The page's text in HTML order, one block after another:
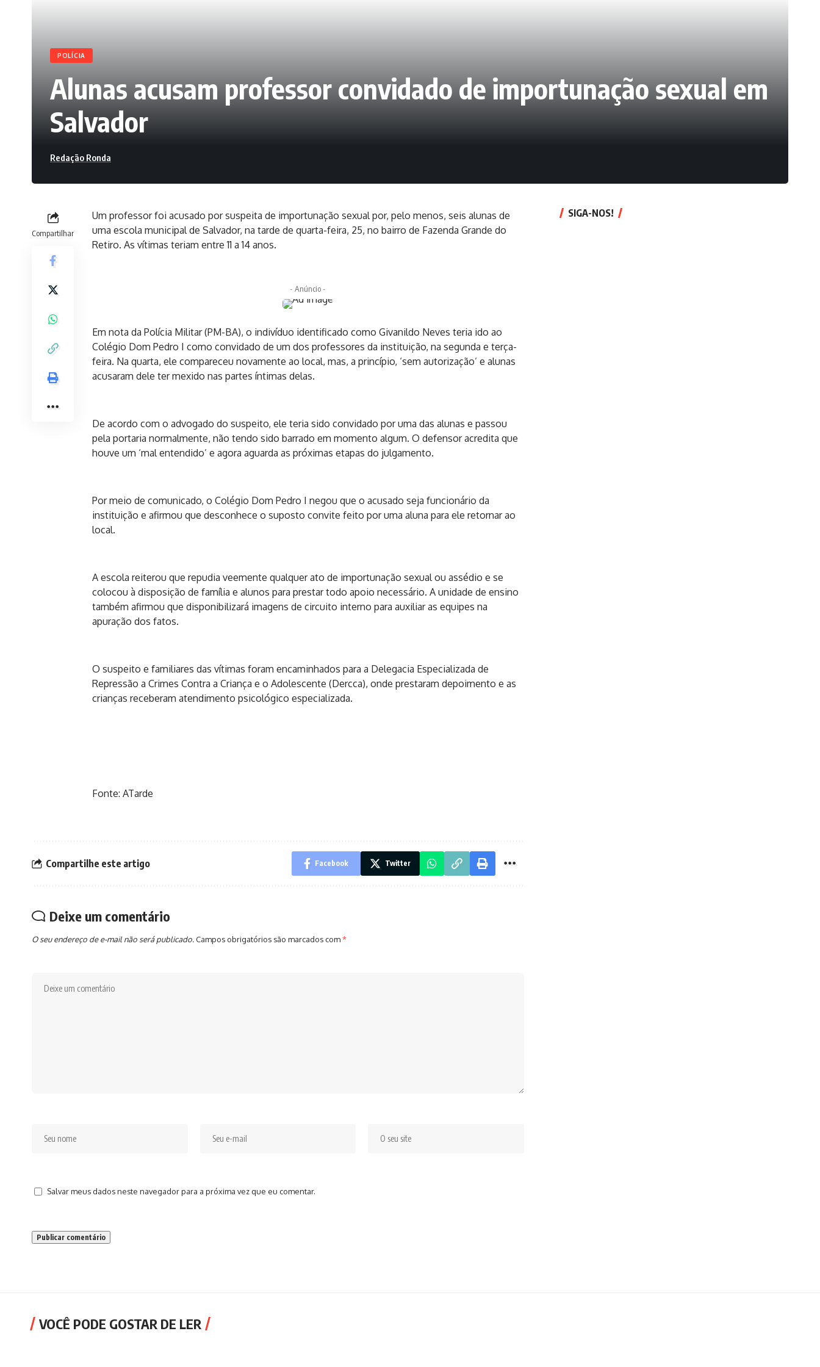
POLÍCIA
Alunas acusam professor convidado de importunação sexual em
Salvador
Redação Ronda
Compartilhar
Um professor foi acusado por suspeita de importunação sexual por, pelo menos, seis alunas de
uma escola municipal de Salvador, na tarde de quarta-feira, 25, no bairro de Fazenda Grande do
Retiro. As vítimas teriam entre 11 a 14 anos.
- Anúncio -
Em nota da Polícia Militar (PM-BA), o indivíduo identificado como Givanildo Neves teria ido ao
Colégio Dom Pedro I como convidado de um dos professores da instituição, na segunda e terça-
feira. Na quarta, ele compareceu novamente ao local, mas, a princípio, ‘sem autorização’ e alunas
acusaram dele ter mexido nas partes íntimas delas.
De acordo com o advogado do suspeito, ele teria sido convidado por uma das alunas e passou
pela portaria normalmente, não tendo sido barrado em momento algum. O defensor acredita que
houve um ‘mal entendido’ e agora aguarda as próximas etapas do julgamento.
Por meio de comunicado, o Colégio Dom Pedro I negou que o acusado seja funcionário da
instituição e afirmou que desconhece o suposto convite feito por uma aluna para ele retornar ao
local.
A escola reiterou que repudia veemente qualquer ato de importunação sexual ou assédio e se
colocou à disposição de família e alunos para prestar todo apoio necessário. A unidade de ensino
também afirmou que disponibilizará imagens de circuito interno para auxiliar as equipes na
apuração dos fatos.
O suspeito e familiares das vítimas foram encaminhados para a Delegacia Especializada de
Repressão a Crimes Contra a Criança e o Adolescente (Dercca), onde prestaram depoimento e as
crianças receberam atendimento psicológico especializada.
Fonte: ATarde
Compartilhe este artigo Facebook Twitter
Deixe um comentário
O seu endereço de e-mail não será publicado. Campos obrigatórios são marcados com*
Salvar meus dados neste navegador para a próxima vez que eu comentar.
SIGA-NOS!
VOCÊ PODE GOSTAR DE LER